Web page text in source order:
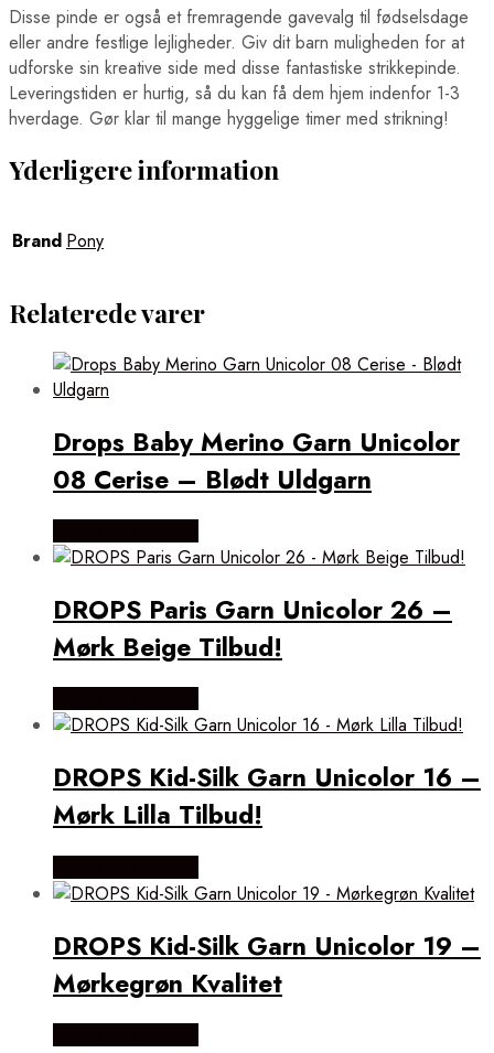
Disse pinde er også et fremragende gavevalg til fødselsdage
eller andre festlige lejligheder. Giv dit barn muligheden for at
udforske sin kreative side med disse fantastiske strikkepinde.
Leveringstiden er hurtig, så du kan få dem hjem indenfor 1-3
hverdage. Gør klar til mange hyggelige timer med strikning!
Yderligere information
Brand Pony
Relaterede varer
Drops Baby Merino Garn Unicolor
08 Cerise – Blødt Uldgarn
DROPS Paris Garn Unicolor 26 –
Mørk Beige Tilbud!
DROPS Kid-Silk Garn Unicolor 16 –
Mørk Lilla Tilbud!
DROPS Kid-Silk Garn Unicolor 19 –
Mørkegrøn Kvalitet